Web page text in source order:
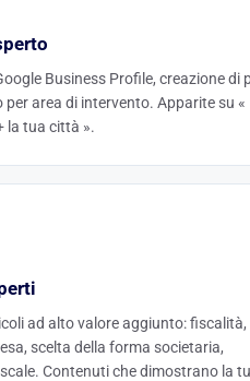
Business Profile, creazione di
per area di intervento. Apparite su «
la tua città ».
ad alto valore aggiunto: fiscalità,
scelta della forma societaria,
Contenuti che dimostrano la